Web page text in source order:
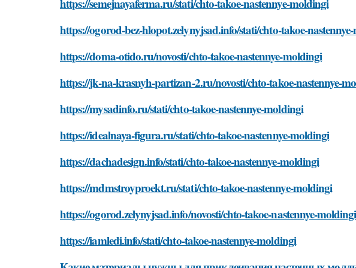
https://semejnayaferma.ru/stati/chto-takoe-nastennye-moldingi
https://ogorod-bez-hlopot.zelynyjsad.info/stati/chto-takoe-
https://doma-otido.ru/novosti/chto-takoe-nastennye-moldingi
https://jk-na-krasnyh-partizan-2.ru/novosti/chto-takoe-nastennye-
https://mysadinfo.ru/stati/chto-takoe-nastennye-moldingi
https://idealnaya-figura.ru/stati/chto-takoe-nastennye-moldingi
https://dachadesign.info/stati/chto-takoe-nastennye-moldingi
https://mdmstroyproekt.ru/stati/chto-takoe-nastennye-moldingi
https://ogorod.zelynyjsad.info/novosti/chto-takoe-nastennye-moldingi
https://iamledi.info/stati/chto-takoe-nastennye-moldingi